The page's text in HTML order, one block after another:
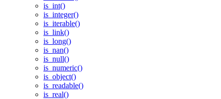
is_int()
is_integer()
is_iterable()
is_link()
is_long()
is_nan()
is_null()
is_numeric()
is_object()
is_readable()
is_real()